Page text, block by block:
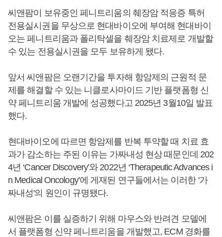
씨앤팜이 보유중인 페니트리움의 췌장암 적응증 특허
전용실시권을 무상으로 현대바이오에 부여해 현대바이
오는 페니트리움과 폴리탁셀을 췌장암 치료제로 개발할
수 있는 전용실시권을 모두 보유하게 됐다.
앞서 씨앤팜은 오랜기간을 투자해 항암제의 근원적 문
제를 해결할 수 있는 니클로사마이드 기반 플랫폼형 신
약 페니트리움 개발에 성공했다고 2025년 3월10일 발표
했다.
현대바이오에 따르면 항암제를 반복 투약할 때 치료 효
과가 감소하는 주된 이유는 가짜내성 현상 때문인데 202
4년 ‘Cancer Discovery’와 2022년 ‘Therapeutic Advances i
n Medical Oncology’에 게재된 연구들에서는 이러한 '가
짜내성'의 원인이 규명됐다.
씨앤팜은 이를 실증하기 위해 마우스와 반려견 모델에
서 플랫폼형 신약 페니트리움을 개발했고, ECM 경화를